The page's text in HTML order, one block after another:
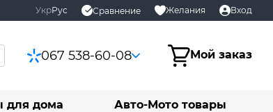
УкрРус Сравнение Желания Вход
067 538-60-08 Мой заказ
для дома Авто-Мото товары